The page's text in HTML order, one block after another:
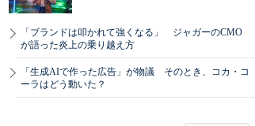
「ブランドは叩かれて強くなる」 ジャガーのCMO
が語った炎上の乗り越え方
「生成AIで作った広告」が物議 そのとき、コカ・コ
ーラはどう動いた？